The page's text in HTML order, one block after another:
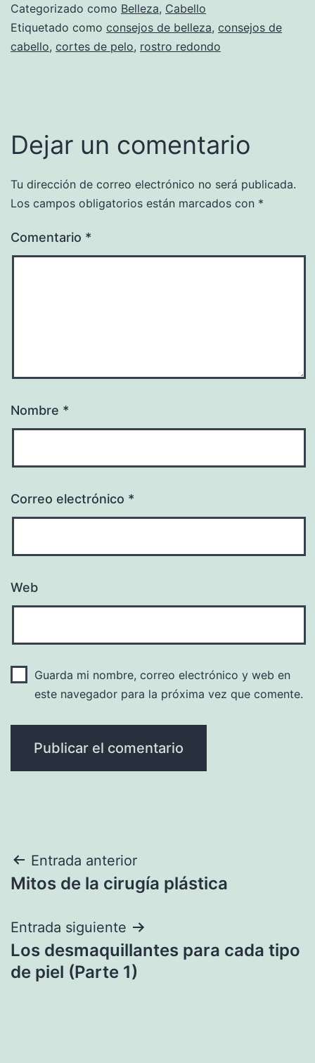
Categorizado como Belleza, Cabello
Etiquetado como consejos de belleza, consejos de
cabello, cortes de pelo, rostro redondo
Dejar un comentario
Tu dirección de correo electrónico no será publicada.
Los campos obligatorios están marcados con *
Comentario *
Nombre *
Correo electrónico *
Web
Guarda mi nombre, correo electrónico y web en
este navegador para la próxima vez que comente.
Navegación
de
entradas
Entrada anterior
Mitos de la cirugía plástica
Entrada siguiente
Los desmaquillantes para cada tipo
de piel (Parte 1)